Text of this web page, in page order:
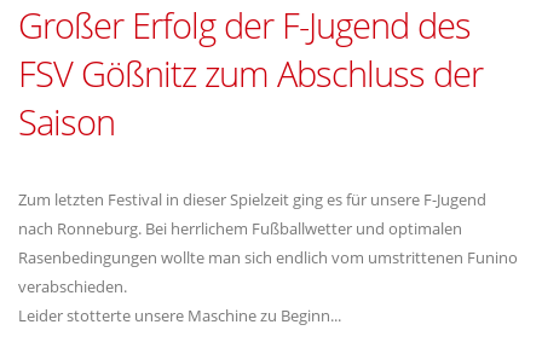
Großer Erfolg der F-Jugend des
FSV Gößnitz zum Abschluss der
Saison
Zum letzten Festival in dieser Spielzeit ging es für unsere F-Jugend
nach Ronneburg. Bei herrlichem Fußballwetter und optimalen
Rasenbedingungen wollte man sich endlich vom umstrittenen Funino
verabschieden.
Leider stotterte unsere Maschine zu Beginn...